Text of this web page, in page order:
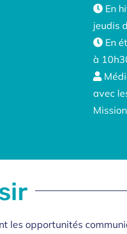
En
jeudis
En
à
avec
les opportunités